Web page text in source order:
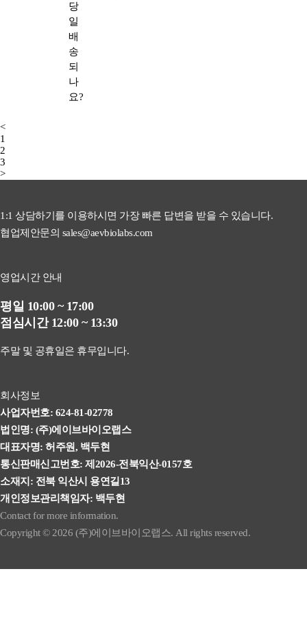
당
일
배
송
되
나
요?
<
1
2
3
>
1:1 상담하기를 이용하시면 가장 빠른 답변을 받을 수 있습니다.
협업제안문의 sales@aevbiolabs.com
영업시간 안내
평일 10:00 ~ 17:00
점심시간 12:00 ~ 13:30
주말 및 공휴일은 휴무입니다.
회사정보
사업자번호: 624-81-02778
법인명: (주)에이브바이오랩스
대표자명: 허주원, 백두현
통신판매신고번호: 제2026-전북익산-0157호
소재지: 전북 익산시 용연길13
개인정보관리책임자: 백두현
Contact for more information.
Copyright © 2026 (주)에이브바이오랩스. All rights reserved.